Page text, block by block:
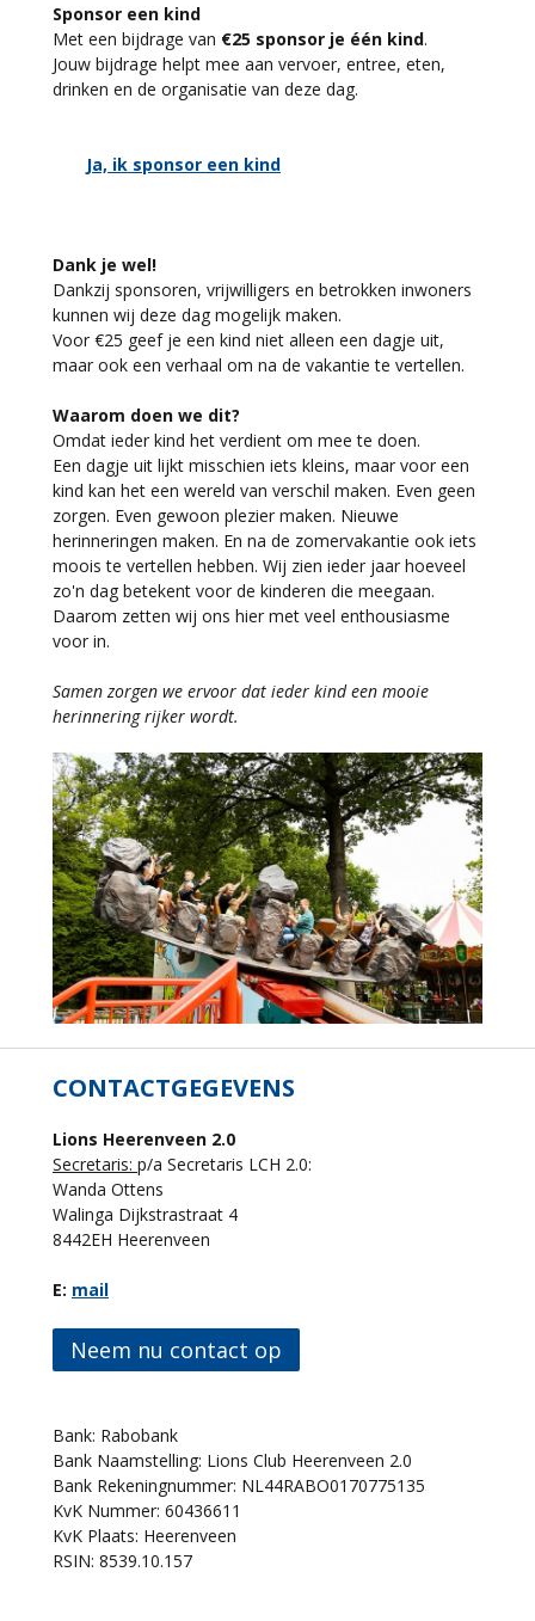
Sponsor een kind
Met een bijdrage van €25 sponsor je één kind.
Jouw bijdrage helpt mee aan vervoer, entree, eten,
drinken en de organisatie van deze dag.
Ja, ik sponsor een kind
Dank je wel!
Dankzij sponsoren, vrijwilligers en betrokken inwoners
kunnen wij deze dag mogelijk maken.
Voor €25 geef je een kind niet alleen een dagje uit,
maar ook een verhaal om na de vakantie te vertellen.
Waarom doen we dit?
Omdat ieder kind het verdient om mee te doen.
Een dagje uit lijkt misschien iets kleins, maar voor een
kind kan het een wereld van verschil maken. Even geen
zorgen. Even gewoon plezier maken. Nieuwe
herinneringen maken. En na de zomervakantie ook iets
moois te vertellen hebben. Wij zien ieder jaar hoeveel
zo'n dag betekent voor de kinderen die meegaan.
Daarom zetten wij ons hier met veel enthousiasme
voor in.
Samen zorgen we ervoor dat ieder kind een mooie
herinnering rijker wordt.
CONTACTGEGEVENS
Lions Heerenveen 2.0
Secretaris: p/a Secretaris LCH 2.0:
Wanda Ottens
Walinga Dijkstrastraat 4
8442EH Heerenveen
E: mail
Neem nu contact op
Bank: Rabobank
Bank Naamstelling: Lions Club Heerenveen 2.0
Bank Rekeningnummer: NL44RABO0170775135
KvK Nummer: 60436611
KvK Plaats: Heerenveen
RSIN: 8539.10.157